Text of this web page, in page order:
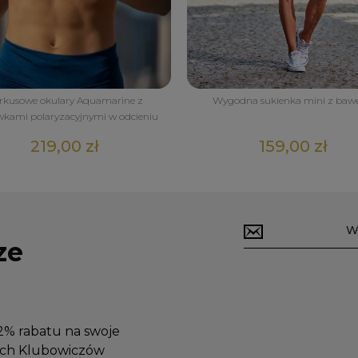
okulary Aquamarine z
polaryzacyjnymi w odcieniu
219,00 zł
Wygodna sukienka mini z
159,00 zł
rabatu na swoje
Klubowiczów